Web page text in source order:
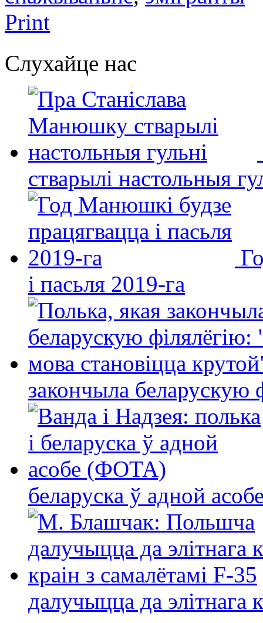
Print
Слухайце нас
стварылі настольныя
і пасьля 2019-га
закончыла беларускую
беларуска ў адной
далучыцца да элітнага